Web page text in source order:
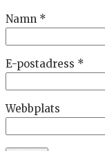
Namn *
E-postadress *
Webbplats